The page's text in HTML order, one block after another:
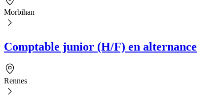
Morbihan
Comptable junior (H/F) en alternance
Rennes